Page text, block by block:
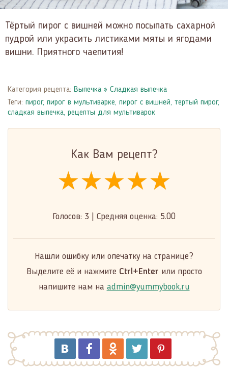
Тёртый пирог с вишней можно посыпать сахарной
пудрой или украсить листиками мяты и ягодами
вишни. Приятного чаепития!
Категория рецепта: Выпечка » Сладкая выпечка
Теги: пирог, пирог в мультиварке, пирог с вишней, тертый пирог,
сладкая выпечка, рецепты для мультиварок
Как Вам рецепт?
★★★★★
★★★★★
★★★★★
Голосов: 3 Средняя оценка: 5.00
Нашли ошибку или опечатку на странице?
Выделите её и нажмите Ctrl+Enter или просто
напишите нам на admin@yummybook.ru